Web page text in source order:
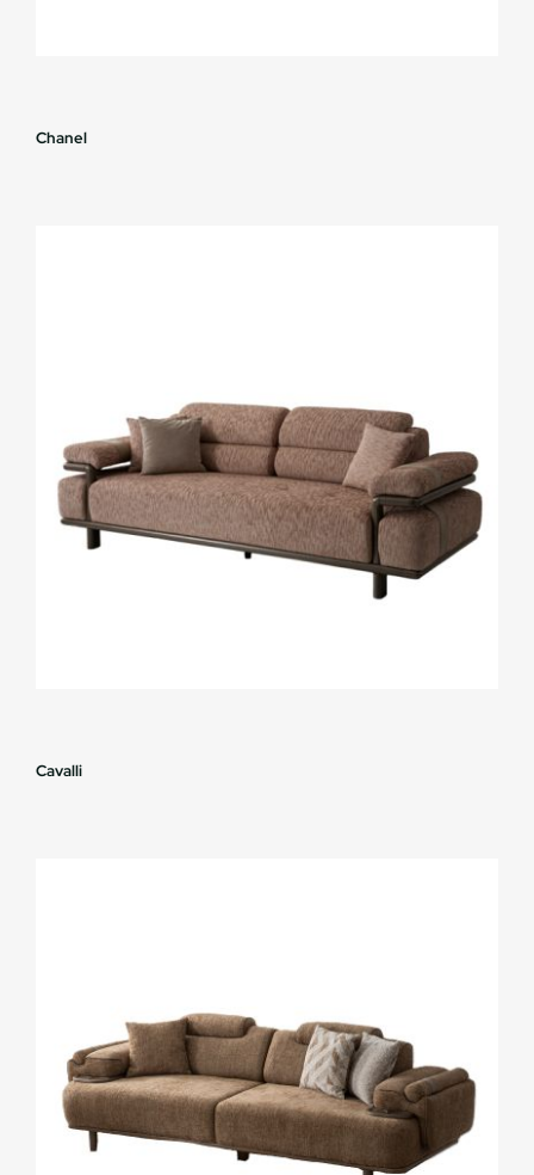
Chanel
Cavalli